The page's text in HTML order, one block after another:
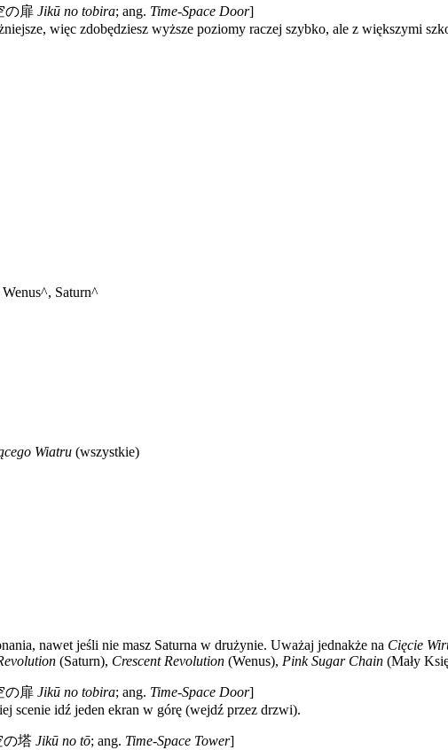
の扉 Jikū no tobira; ang. Time-Space Door]
więc zdobędziesz wyższe poziomy raczej szybko, ale z większymi
Saturn^
Wiatru (wszystkie)
nawet jeśli nie masz Saturna w drużynie. Uważaj jednakże na Cięcie
(Saturn), Crescent Revolution (Wenus), Pink Sugar Chain (Mały
の扉 Jikū no tobira; ang. Time-Space Door]
scenie idź jeden ekran w górę (wejdź przez drzwi).
の塔 Jikū no tō; ang. Time-Space Tower]